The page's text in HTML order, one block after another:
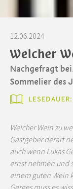
12.06.2024
Welcher
Nachgefragt
Sommelier des
Welcher Wein zu
Gastgeber derart
auch wenn Lukas
ernst nehmen und
einem guten Wein